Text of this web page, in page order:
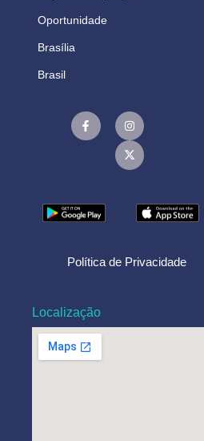
Oportunidade
Brasília
Brasil
Política de Privacidade
Localização